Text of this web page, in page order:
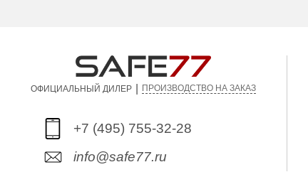
ОФИЦИАЛЬНЫЙ ДИЛЕР | ПРОИЗВОДСТВО НА ЗАКАЗ
+7 (495) 755-32-28
info@safe77.ru